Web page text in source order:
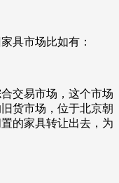
具市场比如有：
交易市场，这个市场
货市场，位于北京朝
的家具转让出去，为